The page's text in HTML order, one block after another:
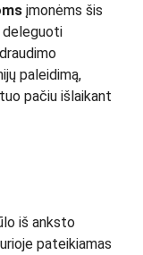
įmonėms šis
deleguoti
paleidimą,
pačiu išlaikant
iš anksto
pateikiamas